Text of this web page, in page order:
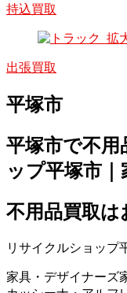
持込買取
出張買取
平塚市
平塚市で不用
ップ平塚市
不用品買取は
リサイクルショップ
家具・デザイナーズ